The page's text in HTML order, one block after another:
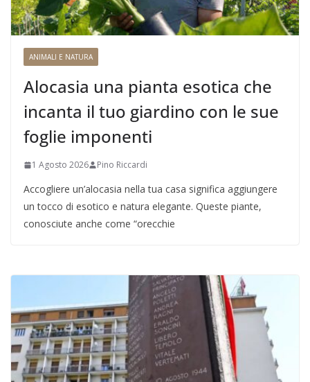
ANIMALI E NATURA
Alocasia una pianta esotica che
incanta il tuo giardino con le sue
foglie imponenti
1 Agosto 2026 Pino Riccardi
Accogliere un’alocasia nella tua casa significa aggiungere
un tocco di esotico e natura elegante. Queste piante,
conosciute anche come “orecchie